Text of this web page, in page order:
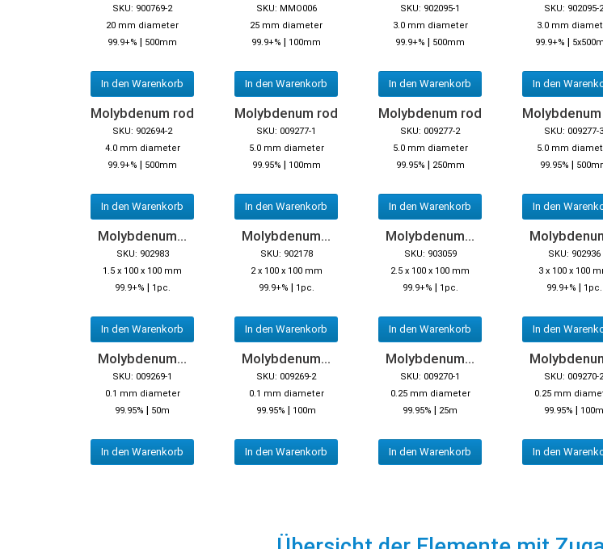
SKU: 900769-2
20 mm diameter
99.9+% | 500mm
In den Warenkorb
SKU: MMO006
25 mm diameter
99.9+% | 100mm
In den Warenkorb
SKU: 902095-1
3.0 mm diameter
99.9+% | 500mm
In den Warenkorb
SKU: 902095-2
3.0 mm
99.9+% |
In den
Molybdenum rod
SKU: 902694-2
4.0 mm diameter
99.9+% | 500mm
In den Warenkorb
Molybdenum rod
SKU: 009277-1
5.0 mm diameter
99.95% | 100mm
In den Warenkorb
Molybdenum rod
SKU: 009277-2
5.0 mm diameter
99.95% | 250mm
In den Warenkorb
SKU: 009277-3
5.0 mm
99.95% |
In den
Molybdenum...
SKU: 902983
1.5 x 100 x 100 mm
99.9+% | 1pc.
In den Warenkorb
Molybdenum...
SKU: 902178
2 x 100 x 100 mm
99.9+% | 1pc.
In den Warenkorb
Molybdenum...
SKU: 903059
2.5 x 100 x 100 mm
99.9+% | 1pc.
In den Warenkorb
SKU: 902936
3 x 100 x 100
99.9+% | 1pc.
In den
Molybdenum...
SKU: 009269-1
0.1 mm diameter
99.95% | 50m
In den Warenkorb
Molybdenum...
SKU: 009269-2
0.1 mm diameter
99.95% | 100m
In den Warenkorb
Molybdenum...
SKU: 009270-1
0.25 mm diameter
99.95% | 25m
In den Warenkorb
SKU: 009270-2
0.25 mm
99.95% | 100m
In den